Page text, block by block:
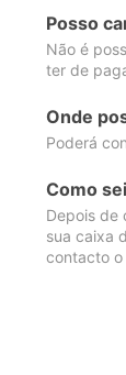
Posso
Não é
ter de
Onde
Poderá
Como
Depois de
sua caixa
contacto o